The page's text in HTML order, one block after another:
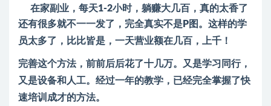
在家副业，每天1-2小时，躺赚大几百，真的太香了
还有很多就不一一发了，完全真实不是P图。这样的学
员太多了，比比皆是，一天营业额在几百，上千！
完善这个方法，前前后后花了十几万。又是学习同行，
又是设备和人工。经过一年的教学，已经完全掌握了快
速培训成才的方法。